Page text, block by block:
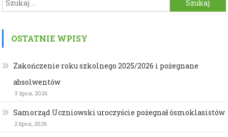
wpisu
OSTATNIE WPISY
Zakończenie roku szkolnego 2025/2026 i pożegnane
absolwentów
3 lipca, 2026
Samorząd Uczniowski uroczyście pożegnał ósmoklasistów
2 lipca, 2026